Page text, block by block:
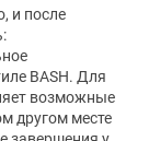
и после
BASH. Для
возможные
другом месте